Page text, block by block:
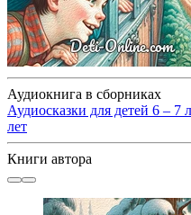
Аудиокнига в сборниках
Аудиосказки для детей 6 – 7
лет
Книги автора